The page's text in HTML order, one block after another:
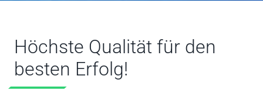
Höchste Qualität für den
besten Erfolg!